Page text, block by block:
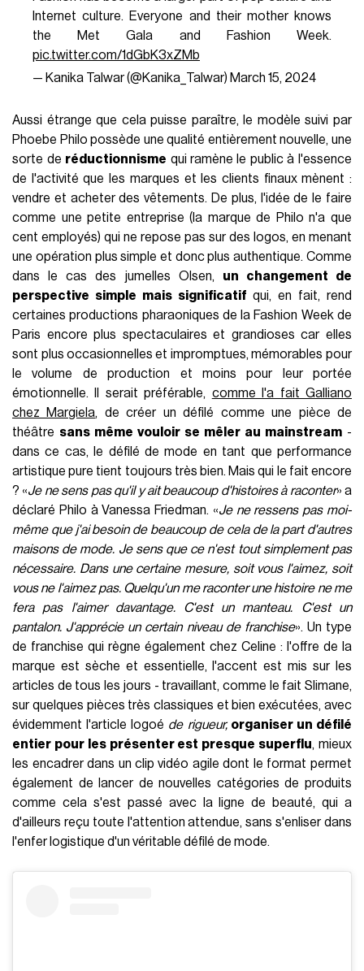
Internet culture. Everyone and their mother knows
the Met Gala and Fashion Week.
pic.twitter.com/1dGbK3xZMb
— Kanika Talwar (@Kanika_Talwar) March 15, 2024
Aussi étrange que cela puisse paraître, le modèle suivi par
Phoebe Philo possède une qualité entièrement nouvelle, une
sorte de réductionnisme qui ramène le public à l'essence
de l'activité que les marques et les clients finaux mènent :
vendre et acheter des vêtements. De plus, l'idée de le faire
comme une petite entreprise (la marque de Philo n'a que
cent employés) qui ne repose pas sur des logos, en menant
une opération plus simple et donc plus authentique. Comme
dans le cas des jumelles Olsen, un changement de
perspective simple mais significatif qui, en fait, rend
certaines productions pharaoniques de la Fashion Week de
Paris encore plus spectaculaires et grandioses car elles
sont plus occasionnelles et impromptues, mémorables pour
le volume de production et moins pour leur portée
émotionnelle. Il serait préférable, comme l'a fait Galliano
chez Margiela, de créer un défilé comme une pièce de
théâtre sans même vouloir se mêler au mainstream-
dans ce cas, le défilé de mode en tant que performance
artistique pure tient toujours très bien. Mais qui le fait encore
? «Je ne sens pas qu'il y ait beaucoup d'histoires à raconter» a
déclaré Philo à Vanessa Friedman. «Je ne ressens pas moi-
même que j'ai besoin de beaucoup de cela de la part d'autres
maisons de mode. Je sens que ce n'est tout simplement pas
nécessaire. Dans une certaine mesure, soit vous l'aimez, soit
vous ne l'aimez pas. Quelqu'un me raconter une histoire ne me
fera pas l'aimer davantage. C'est un manteau. C'est un
pantalon. J'apprécie un certain niveau de franchise». Un type
de franchise qui règne également chez Celine : l'offre de la
marque est sèche et essentielle, l'accent est mis sur les
articles de tous les jours - travaillant, comme le fait Slimane,
sur quelques pièces très classiques et bien exécutées, avec
évidemment l'article logoé de rigueur,organiser un défilé
entier pour les présenter est presque superflu, mieux
les encadrer dans un clip vidéo agile dont le format permet
également de lancer de nouvelles catégories de produits
comme cela s'est passé avec la ligne de beauté, qui a
d'ailleurs reçu toute l'attention attendue, sans s'enliser dans
l'enfer logistique d'un véritable défilé de mode.